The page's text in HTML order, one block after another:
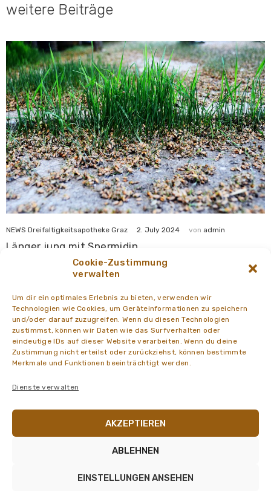
Cookie-Zustimmung
verwalten
Um dir ein optimales Erlebnis zu bieten, verwenden wir
Technologien wie Cookies, um Geräteinformationen zu speichern
und/oder darauf zuzugreifen. Wenn du diesen Technologien
zustimmst, können wir Daten wie das Surfverhalten oder
eindeutige IDs auf dieser Website verarbeiten. Wenn du deine
Zustimmung nicht erteilst oder zurückziehst, können bestimmte
Merkmale und Funktionen beeinträchtigt werden.
Dienste verwalten
AKZEPTIEREN
ABLEHNEN
EINSTELLUNGEN ANSEHEN
weitere Beiträge
NEWS Dreifaltigkeitsapotheke Graz 2. July 2024 von admin
Länger jung mit Spermidin
NEWS Dreifaltigkeitsapotheke Graz 10. April 2024
Schwanger: Was bei Übelkeit und Erbrechen
hilftPflanzenpower für den DarmSchwanger: Was